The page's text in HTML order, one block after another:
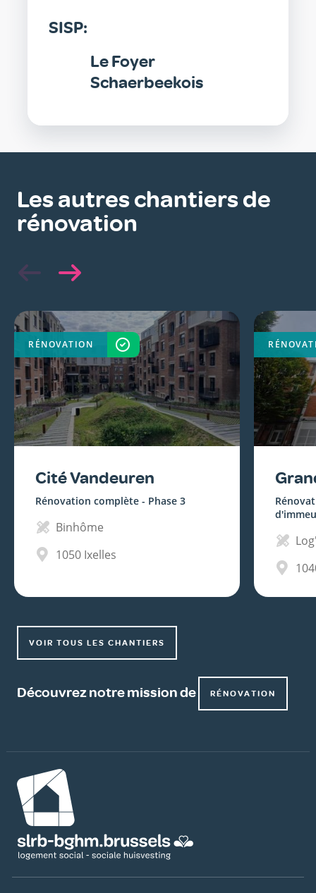
SISP:
Le Foyer
Schaerbeekois
Les autres chantiers de
rénovation
Cité Vandeuren
Rénovation complète - Phase 3
Binhôme
1050 Ixelles
RÉNOVATION TERMINÉ
VOIR TOUS LES CHANTIERS
Découvrez notre mission de RÉNOVATION
Image